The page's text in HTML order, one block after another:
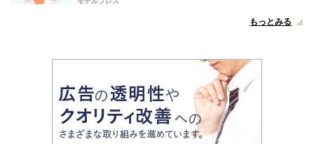
もっとみる